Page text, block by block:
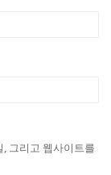
그리고 웹사이트를